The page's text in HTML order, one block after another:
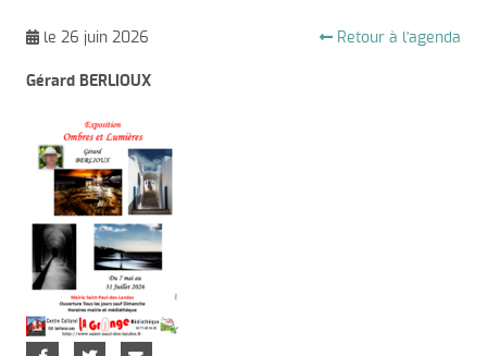
le 26 juin 2026 Retour à l'agenda
Gérard BERLIOUX